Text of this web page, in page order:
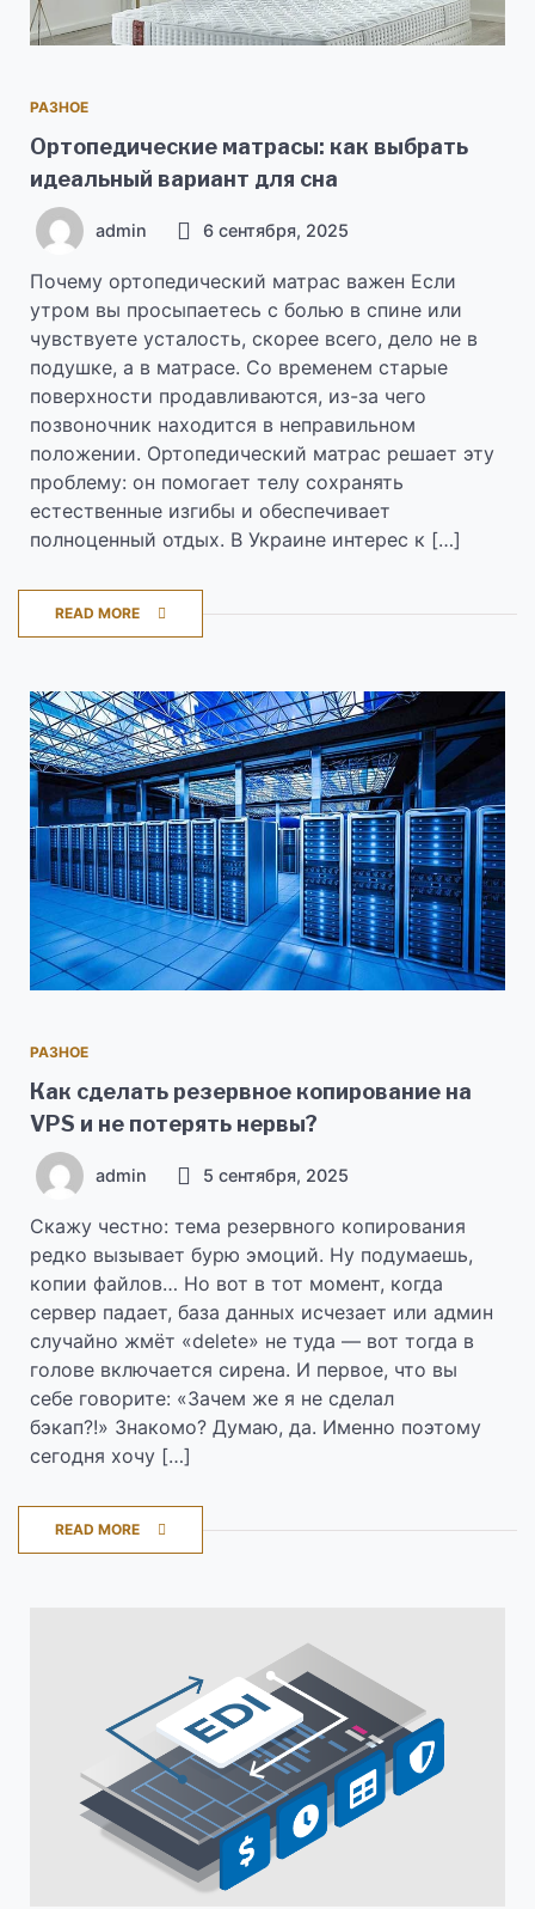
РАЗНОЕ
Ортопедические матрасы: как выбрать
идеальный вариант для сна
admin 6 сентября, 2025
Почему ортопедический матрас важен Если
утром вы просыпаетесь с болью в спине или
чувствуете усталость, скорее всего, дело не в
подушке, а в матрасе. Со временем старые
поверхности продавливаются, из-за чего
позвоночник находится в неправильном
положении. Ортопедический матрас решает эту
проблему: он помогает телу сохранять
естественные изгибы и обеспечивает
полноценный отдых. В Украине интерес к […]
READ MORE
РАЗНОЕ
Как сделать резервное копирование на
VPS и не потерять нервы?
admin 5 сентября, 2025
Скажу честно: тема резервного копирования
редко вызывает бурю эмоций. Ну подумаешь,
копии файлов… Но вот в тот момент, когда
сервер падает, база данных исчезает или админ
случайно жмёт «delete» не туда — вот тогда в
голове включается сирена. И первое, что вы
себе говорите: «Зачем же я не сделал
бэкап?!» Знакомо? Думаю, да. Именно поэтому
сегодня хочу […]
READ MORE